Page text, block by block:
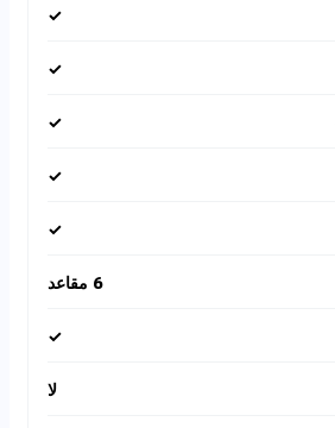
✓
✓
✓
✓
✓
6 مقاعد
✓
لا